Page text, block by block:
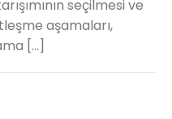
seçilmesi ve
aşamaları,
[…]